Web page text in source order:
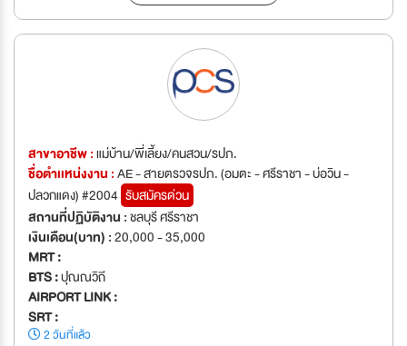
สาขาอาชีพ :แม่บ้าน/พี่เลี้ยง/คนสวน/รปภ.
ชื่อตำเเหน่งงาน :AE - สายตรวจรปภ. (อมตะ - ศรีราชา - บ่อวิน -
ปลวกแดง) #2004 รับสมัครด่วน
สถานที่ปฏิบัติงาน :ชลบุรี ศรีราชา
เงินเดือน(บาท) :20,000 - 35,000
MRT :
BTS :ปุณณวิถี
AIRPORT LINK :
SRT :
2 วันที่แล้ว